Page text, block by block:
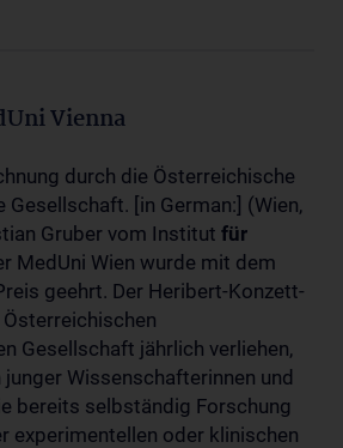
Vienna
durch die Österreichische
[in German:] (Wien,
Gruber vom Institut für
MedUni Wien wurde mit dem
geehrt. Der Heribert-Konzett-
Gesellschaft jährlich verliehen,
Wissenschafterinnen und
bereits selbständig Forschung
experimentellen oder klinischen